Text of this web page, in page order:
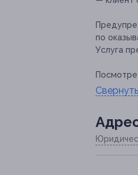
по
Услуга
Свернуть